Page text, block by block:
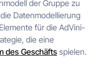
der Gruppe zu
Datenmodellierung
für die AdVini-
die eine
des Geschäftsspielen.